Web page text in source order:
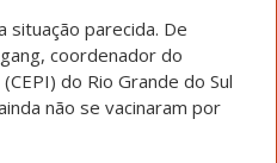
situação parecida. De
coordenador do
do Rio Grande do Sul
não se vacinaram por